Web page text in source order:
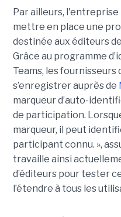
Par ailleurs, l'entreprise
mettre en place une
destinée aux éditeurs
Grâce au programme
Teams, les
s’enregistrer auprès de
marqueur d’auto-
de participation.
marqueur, il peut
participant connu. »,
travaille ainsi
d’éditeurs pour tester
l’étendre à tous les